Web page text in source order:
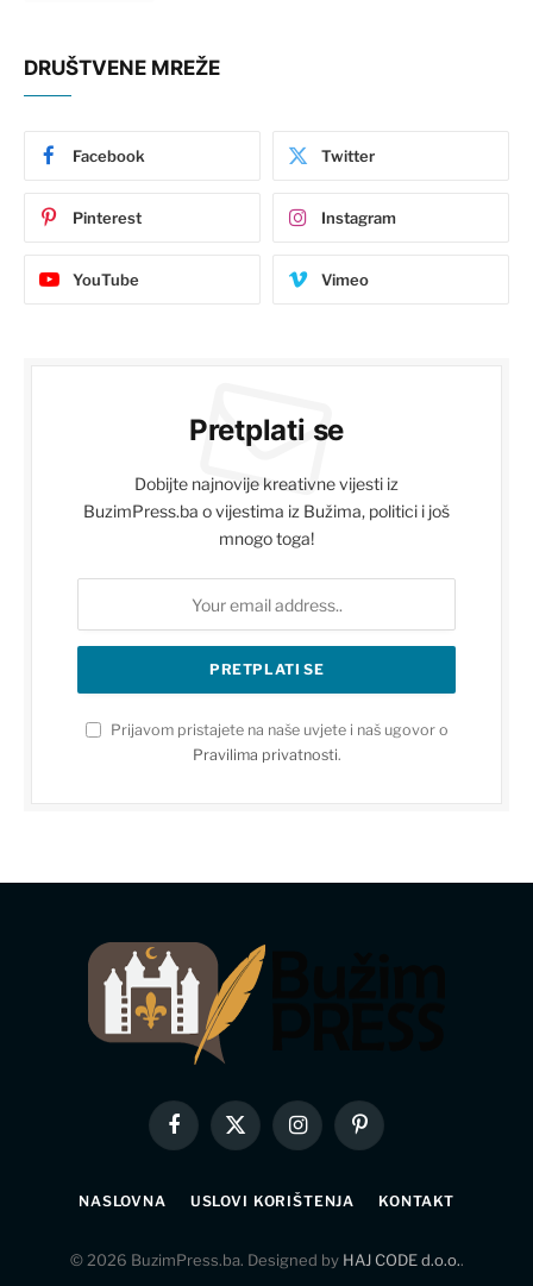
DRUŠTVENE MREŽE
Facebook Twitter
Pinterest Instagram
YouTube Vimeo
Pretplati se
Dobijte najnovije kreativne vijesti iz
BuzimPress.ba o vijestima iz Bužima, politici i još
mnogo toga!
Prijavom pristajete na naše uvjete i naš ugovor o
Pravilima privatnosti.
Facebook
X
InstagramPinterest
NASLOVNA USLOVI KORIŠTENJA KONTAKT
© 2026 BuzimPress.ba. Designed by HAJ CODE d.o.o..